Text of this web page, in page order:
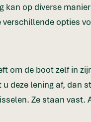
op diverse
opties
om de boot zelf in
deze lening af, dan
Ze staan vast.